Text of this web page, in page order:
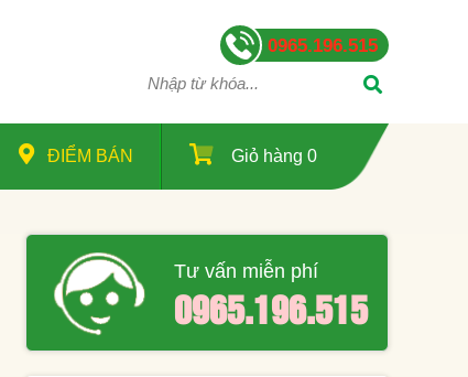
0965.196.515
ĐIỂM BÁN Giỏ hàng 0
Tư vấn miễn phí
0965.196.515